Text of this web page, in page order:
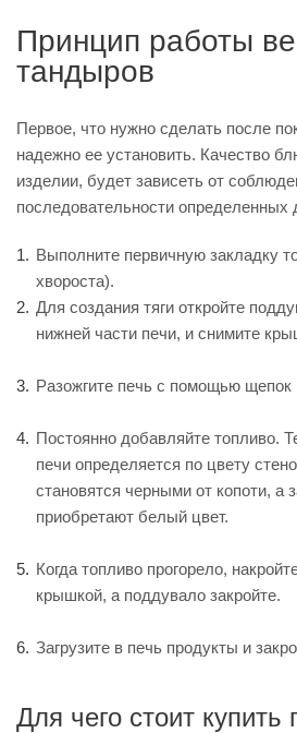
Принцип работы
тандыров
Первое, что нужно сделать после
надежно ее установить. Качество
изделии, будет зависеть от
последовательности определенных
Выполните первичную закладку
хвороста).
Для создания тяги откройте
нижней части печи, и снимите
Разожгите печь с помощью щепок
Постоянно добавляйте топливо.
печи определяется по цвету
становятся черными от копоти, а
приобретают белый цвет.
Когда топливо прогорело,
крышкой, а поддувало закройте.
Загрузите в печь продукты и
Для чего стоит купить